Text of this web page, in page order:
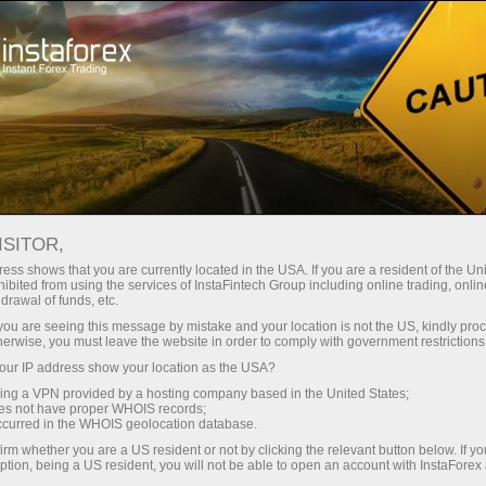
Avec InstaForex, vous accédez à
compétitives : effet de levier
jusqu’à 1:5000, parmi les meilleurs
spreads et commissions du
marché, ainsi que des conditions
avantageuses pour le trading
d’actions et d’indices.
Spreads
Bonus de 30 %
sur chaque dépôt
Vitesse
dans le trading et sur l’autoroute
shows that you are currently located in the USA. If you are a resident of the
from using the services of InstaFintech Group including online trading,
of funds, etc.
are seeing this message by mistake and your location is not the US, kindly
you must leave the website in order to comply with government
IP address show your location as the USA?
a VPN provided by a hosting company based in the United States;
not have proper WHOIS records;
in the WHOIS geolocation database.
whether you are a US resident or not by clicking the relevant button below. If
being a US resident, you will not be able to open an account with InstaForex